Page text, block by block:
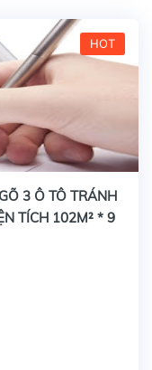
HOT
3 Ô TÔ TRÁNH
TÍCH 102M² * 9